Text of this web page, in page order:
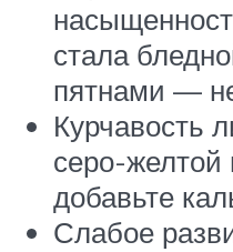
стала
пятнами —
Курчавость
серо-
добавьте
Слабое